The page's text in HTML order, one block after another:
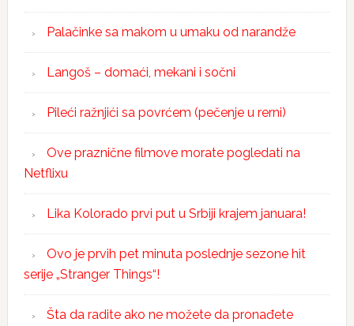
Palačinke sa makom u umaku od narandže
Langoš – domaći, mekani i sočni
Pileći ražnjići sa povrćem (pečenje u rerni)
Ove praznične filmove morate pogledati na
Netflixu
Lika Kolorado prvi put u Srbiji krajem januara!
Ovo je prvih pet minuta poslednje sezone hit
serije „Stranger Things“!
Šta da radite ako ne možete da pronađete